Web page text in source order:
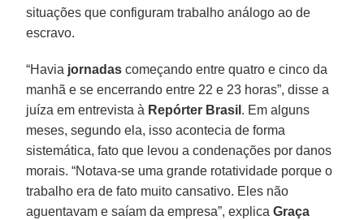
situações que configuram trabalho análogo ao de
escravo.
“Havia jornadas começando entre quatro e cinco da
manhã e se encerrando entre 22 e 23 horas”, disse a
juíza em entrevista à Repórter Brasil . Em alguns
meses, segundo ela, isso acontecia de forma
sistemática, fato que levou a condenações por danos
morais. “Notava-se uma grande rotatividade porque o
trabalho era de fato muito cansativo. Eles não
aguentavam e saíam da empresa”, explicaGraça